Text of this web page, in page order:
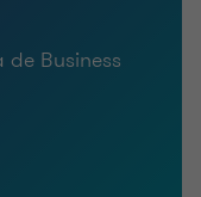
Business